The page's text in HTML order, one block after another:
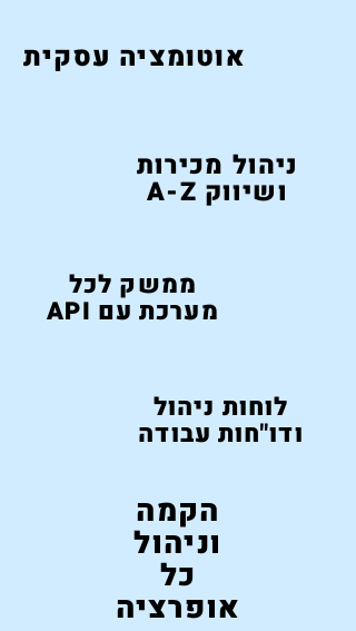
אוטומציה עסקית
ניהול מכירות
ושיווק A-Z
ממשק לכל
מערכת עם API
לוחות ניהול
ודו"חות עבודה
הקמה
וניהול
כל
אופרציה